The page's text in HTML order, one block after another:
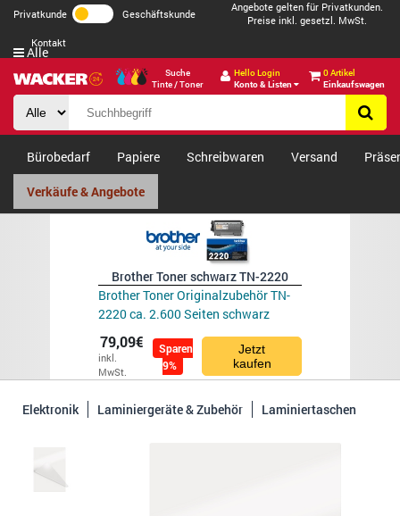
Privatkunde Geschäftskunde
Angebote gelten für Privatkunden.
Preise inkl. gesetzl. MwSt.
Kontakt
Suche
Tinte / Toner
Hello Login
Konto & Listen
0 Artikel
Einkaufswagen
Alle
Bürobedarf Papiere Schreibwaren Versand
Verkäufe & Angebote
Brother Toner schwarz TN-2220
Brother Toner Originalzubehör TN-
2220 ca. 2.600 Seiten schwarz
79,09€
inkl.
MwSt.
Sparen
9%
Jetzt
kaufen
Elektronik Laminiergeräte & Zubehör Laminiertaschen